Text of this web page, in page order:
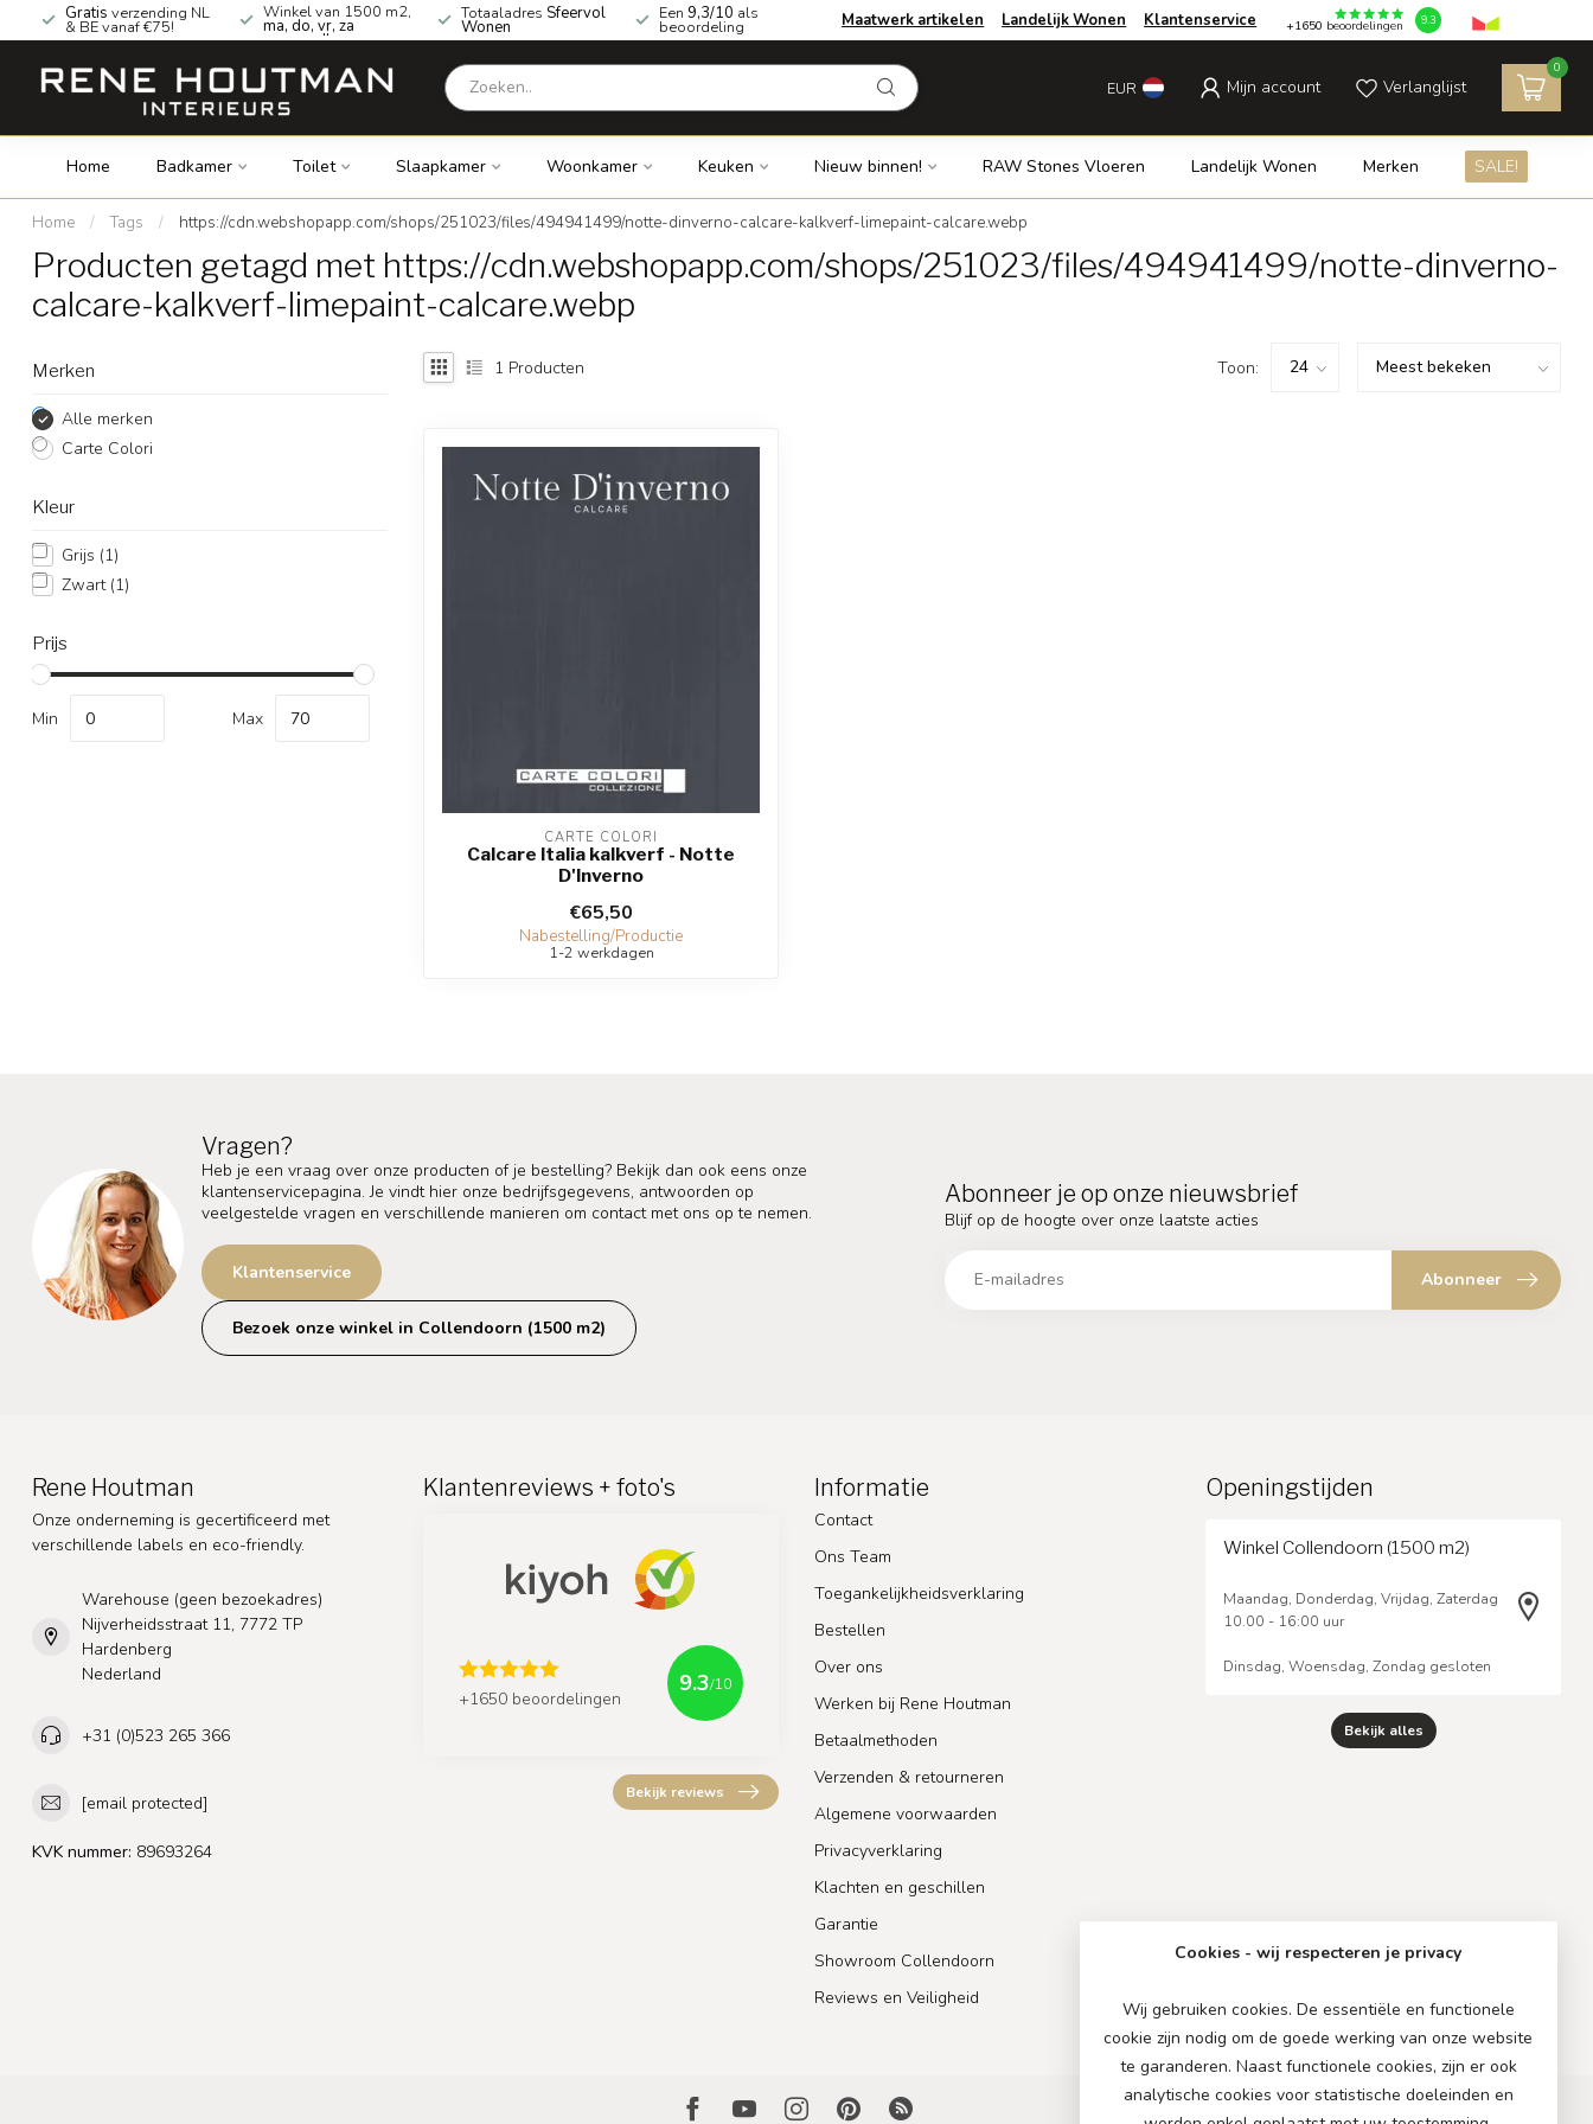
Gratis verzending NL
& BE vanaf €75!
Winkel van 1500 m2,
ma, do, vr, za
geopend!
Totaaladres Sfeervol
Wonen
Een 9,3/10 als
beoordeling Maatwerk artikelen Landelijk Wonen Klantenservice +1650 beoordelingen 9.3
EUR Mijn account Verlanglijst
0
Home Badkamer Toilet Slaapkamer Woonkamer Keuken Nieuw binnen! RAW Stones Vloeren Landelijk Wonen Merken SALE!
Home / Tags / https://cdn.webshopapp.com/shops/251023/files/494941499/notte-dinverno-calcare-kalkverf-limepaint-calcare.webp
Producten getagd met https://cdn.webshopapp.com/shops/251023/files/494941499/notte-dinverno-
calcare-kalkverf-limepaint-calcare.webp
Merken
Alle merken
Carte Colori
Kleur
Grijs (1)
Zwart (1)
Prijs
Min Max
1 Producten Toon:
CARTE COLORI
Calcare Italia kalkverf - Notte
D'Inverno
€65,50
Nabestelling/Productie
1-2 werkdagen
Vragen?
Heb je een vraag over onze producten of je bestelling? Bekijk dan ook eens onze
klantenservicepagina. Je vindt hier onze bedrijfsgegevens, antwoorden op
veelgestelde vragen en verschillende manieren om contact met ons op te nemen.
Klantenservice
Bezoek onze winkel in Collendoorn (1500 m2)
Abonneer je op onze nieuwsbrief
Blijf op de hoogte over onze laatste acties
Abonneer
Rene Houtman
Onze onderneming is gecertificeerd met
verschillende labels en eco-friendly.
Warehouse (geen bezoekadres)
Nijverheidsstraat 11, 7772 TP
Hardenberg
Nederland
+31 (0)523 265 366
[email protected]
KVK nummer: 89693264
Klantenreviews + foto's
+1650 beoordelingen
9.3/10
Bekijk reviews
Informatie
Contact
Ons Team
Toegankelijkheidsverklaring
Bestellen
Over ons
Werken bij Rene Houtman
Betaalmethoden
Verzenden & retourneren
Algemene voorwaarden
Privacyverklaring
Klachten en geschillen
Garantie
Showroom Collendoorn
Reviews en Veiligheid
Openingstijden
Winkel Collendoorn (1500 m2)
Maandag, Donderdag, Vrijdag, Zaterdag
10.00 - 16:00 uur
Dinsdag, Woensdag, Zondag gesloten
Bekijk alles
Cookies - wij respecteren je privacy
Wij gebruiken cookies. De essentiële en functionele
cookie zijn nodig om de goede werking van onze website
te garanderen. Naast functionele cookies, zijn er ook
analytische cookies voor statistische doeleinden en